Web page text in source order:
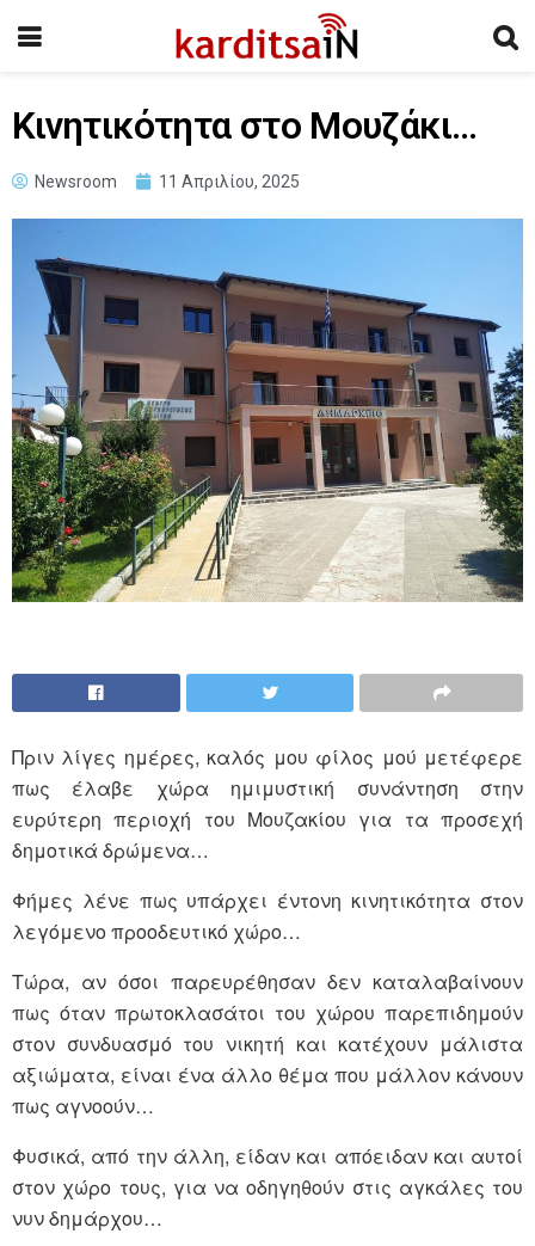
Κινητικότητα στο Μουζάκι…
Newsroom 11 Απριλίου, 2025
Πριν λίγες ημέρες, καλός μου φίλος μού μετέφερε
πως έλαβε χώρα ημιμυστική συνάντηση στην
ευρύτερη περιοχή του Μουζακίου για τα προσεχή
δημοτικά δρώμενα…
Φήμες λένε πως υπάρχει έντονη κινητικότητα στον
λεγόμενο προοδευτικό χώρο…
Τώρα, αν όσοι παρευρέθησαν δεν καταλαβαίνουν
πως όταν πρωτοκλασάτοι του χώρου παρεπιδημούν
στον συνδυασμό του νικητή και κατέχουν μάλιστα
αξιώματα, είναι ένα άλλο θέμα που μάλλον κάνουν
πως αγνοούν…
Φυσικά, από την άλλη, είδαν και απόειδαν και αυτοί
στον χώρο τους, για να οδηγηθούν στις αγκάλες του
νυν δημάρχου…